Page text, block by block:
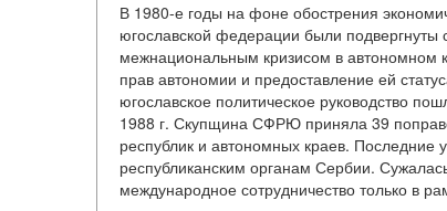
В 1980-е годы на фоне обострения
югославской федерации были подвергнуты
межнациональным кризисом в автономном
прав автономии и предоставление ей
югославское политическое руководство
1988 г. Скупщина СФРЮ приняла 39
республик и автономных краев. Последние
республиканским органам Сербии.
международное сотрудничество только в